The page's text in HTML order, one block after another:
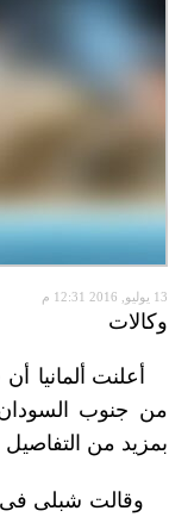
13 يوليو, 2016 12:31 م
وكالات
أعلنت ألمانيا
من جنوب
بمزيد من التفاصيل
وقالت شبلى فى